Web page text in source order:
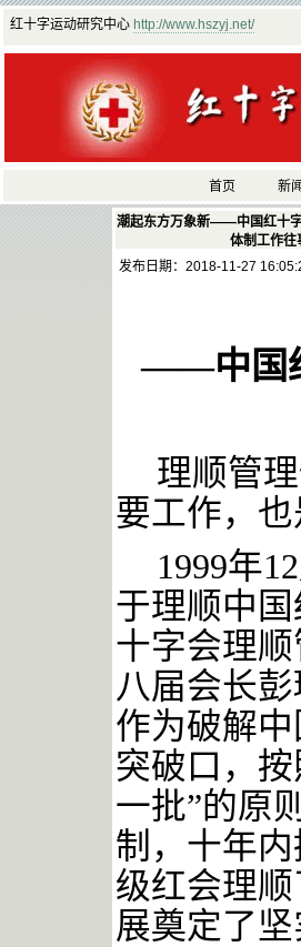
红十字运动研究中心 http://www.hszyj.net/
首页 新
潮起东方万象新——中国红十
体制工作往
发布日期：2018-11-27
——中国
理顺管
要工作，
1999年
于理顺中
十字会理
八届会长
作为破解
突破口，
一批”的原
制，十年
级红会理
展奠定了